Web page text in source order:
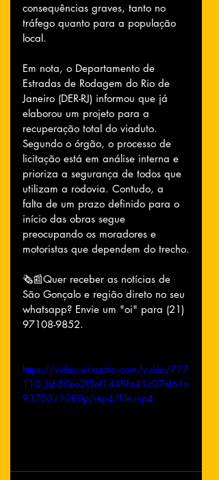
consequências graves, tanto no
tráfego quanto para a população
local.
Em nota, o Departamento de
Estradas de Rodagem do Rio de
Janeiro (DER-RJ) informou que já
elaborou um projeto para a
recuperação total do viaduto.
Segundo o órgão, o processo de
licitação está em análise interna e
prioriza a segurança de todos que
utilizam a rodovia. Contudo, a
falta de um prazo definido para o
início das obras segue
preocupando os moradores e
motoristas que dependem do trecho.
🗞📰Quer receber as notícias de
São Gonçalo e região direto no seu
whatsapp? Envie um "oi" para (21)
97108-9852.
https://video.wixstatic.com/video/777
110_b650ee3f5ef144f9a41c07ef61e
93703/1080p/mp4/file.mp4